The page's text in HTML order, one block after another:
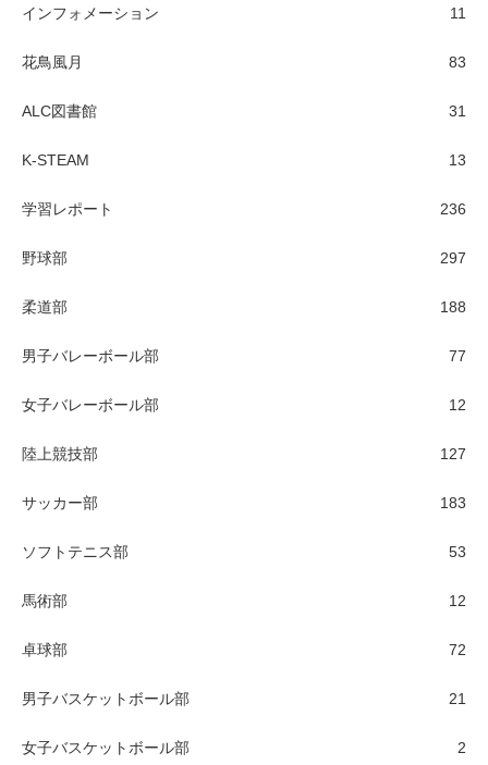
インフォメーション 11
花鳥風月 83
ALC図書館 31
K-STEAM 13
学習レポート 236
野球部 297
柔道部 188
男子バレーボール部 77
女子バレーボール部 12
陸上競技部 127
サッカー部 183
ソフトテニス部 53
馬術部 12
卓球部 72
男子バスケットボール部 21
女子バスケットボール部 2